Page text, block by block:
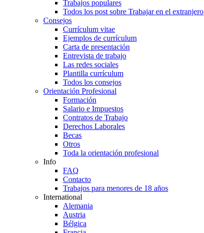
Trabajos populares
Todos los post sobre Trabajar en el extranjero
Consejos
Currículum vitae
Ejemplos de currículum
Carta de presentación
Entrevista de trabajo
Las redes sociales
Plantilla currículum
Todos los consejos
Orientación Profesional
Formación
Salario e Impuestos
Contratos de Trabajo
Derechos Laborales
Becas
Otros
Toda la orientación profesional
Info
FAQ
Contacto
Trabajos para menores de 18 años
International
Alemania
Austria
Bélgica